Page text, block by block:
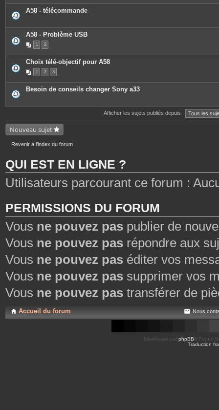
A58 - télécommande
A58 - Problème USB
1 2
Choix télé-objectif pour A58
1 2 3
Besoin de conseils changer Sony a33
Afficher les sujets publiés depuis :
Nouveau sujet
Revenir à l’index du forum
QUI EST EN LIGNE ?
Utilisateurs parcourant ce forum :
PERMISSIONS DU FORUM
Vous ne pouvez pas publier de
Vous ne pouvez pas répondre aux
Vous ne pouvez pas éditer vos
Vous ne pouvez pas supprimer vos
Vous ne pouvez pas transférer de
Accueil du forum Nous
Développé par phpBB ® Forum
Traduction